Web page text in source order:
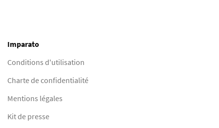
Imparato
Conditions d'utilisation
Charte de confidentialité
Mentions légales
Kit de presse